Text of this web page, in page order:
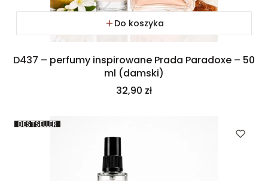
Do koszyka
D437 – perfumy inspirowane Prada Paradoxe – 50
ml (damski)
Cena
32,90 zł
BESTSELLER